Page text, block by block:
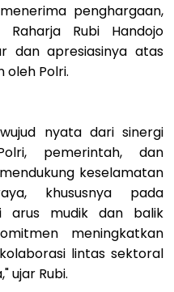
penghargaan,
Raharja Rubi Handojo
dan apresiasinya atas
oleh Polri.
nyata dari sinergi
pemerintah, dan
keselamatan
khususnya pada
arus mudik dan balik
meningkatkan
lintas sektoral
ujar Rubi.